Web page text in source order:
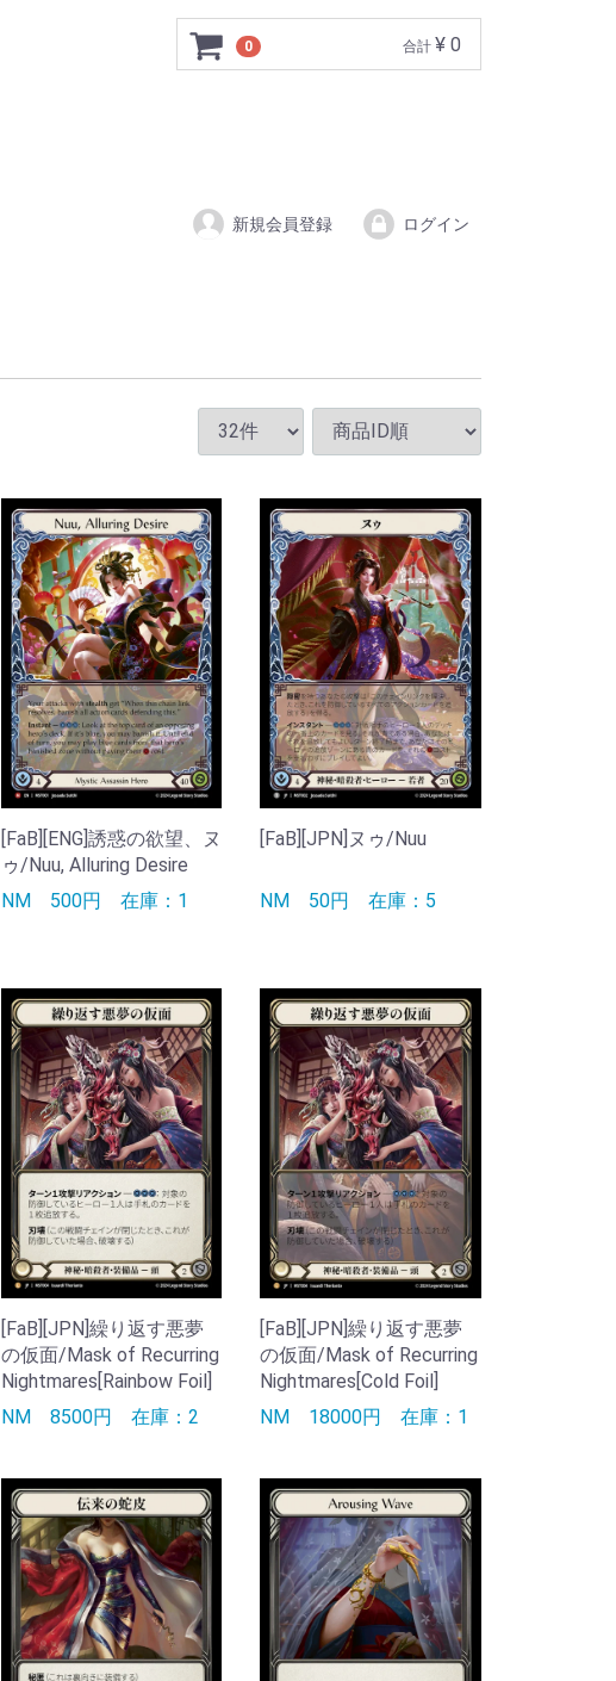
新規会員登録 ログイン
0 合計 ¥ 0
[FaB][ENG]誘惑の欲望、ヌ
ゥ/Nuu, Alluring Desire
NM 500円 在庫：1
[FaB][JPN]ヌゥ/Nuu
NM 50円在庫：5
[FaB][JPN]繰り返す悪夢
の仮面/Mask of Recurring
Nightmares[Rainbow Foil]
NM 8500円 在庫：2
[FaB][JPN]繰り返す悪夢
の仮面/Mask of Recurring
Nightmares[Cold Foil]
NM 18000円在庫：1